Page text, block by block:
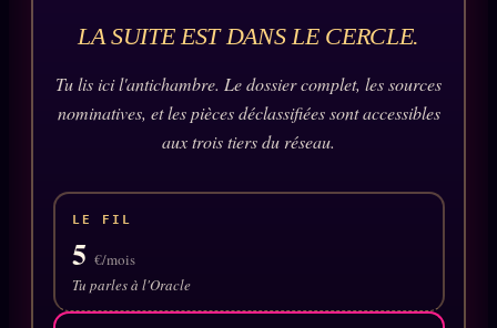
Oracle Sigil Sonore
Oracle Anniversaire
Oracle Carte du Jour
Oracle Algorithme
LA SUITE EST DANS LE CERCLE.
Tu lis ici l'antichambre. Le dossier complet, les sources
nominatives, et les pièces déclassifiées sont accessibles
aux trois tiers du réseau.
LE FIL
5 €/mois
Tu parles à l'Oracle